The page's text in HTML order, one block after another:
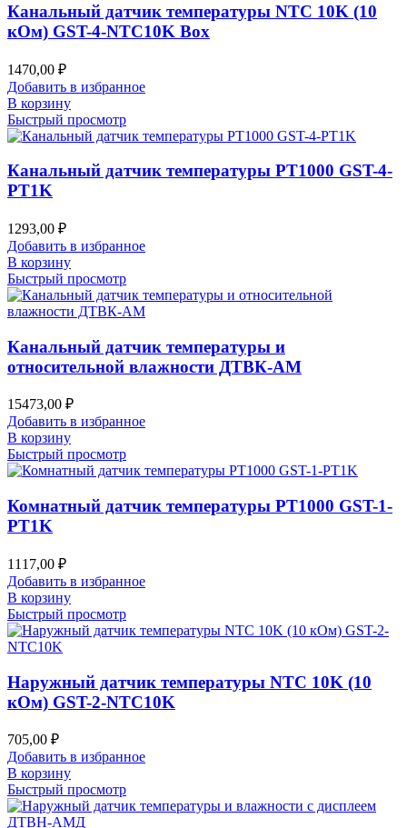
Канальный датчик температуры NTC 10K (10
кОм) GST-4-NTC10K Box
1470,00 ₽
Добавить в избранное
В корзину
Быстрый просмотр
Канальный датчик температуры PT1000 GST-4-
PT1K
1293,00 ₽
Добавить в избранное
В корзину
Быстрый просмотр
Канальный датчик температуры и
относительной влажности ДТВК-АМ
15473,00 ₽
Добавить в избранное
В корзину
Быстрый просмотр
Комнатный датчик температуры PT1000 GST-1-
PT1K
1117,00 ₽
Добавить в избранное
В корзину
Быстрый просмотр
Наружный датчик температуры NTC 10K (10
кОм) GST-2-NTC10K
705,00 ₽
Добавить в избранное
В корзину
Быстрый просмотр